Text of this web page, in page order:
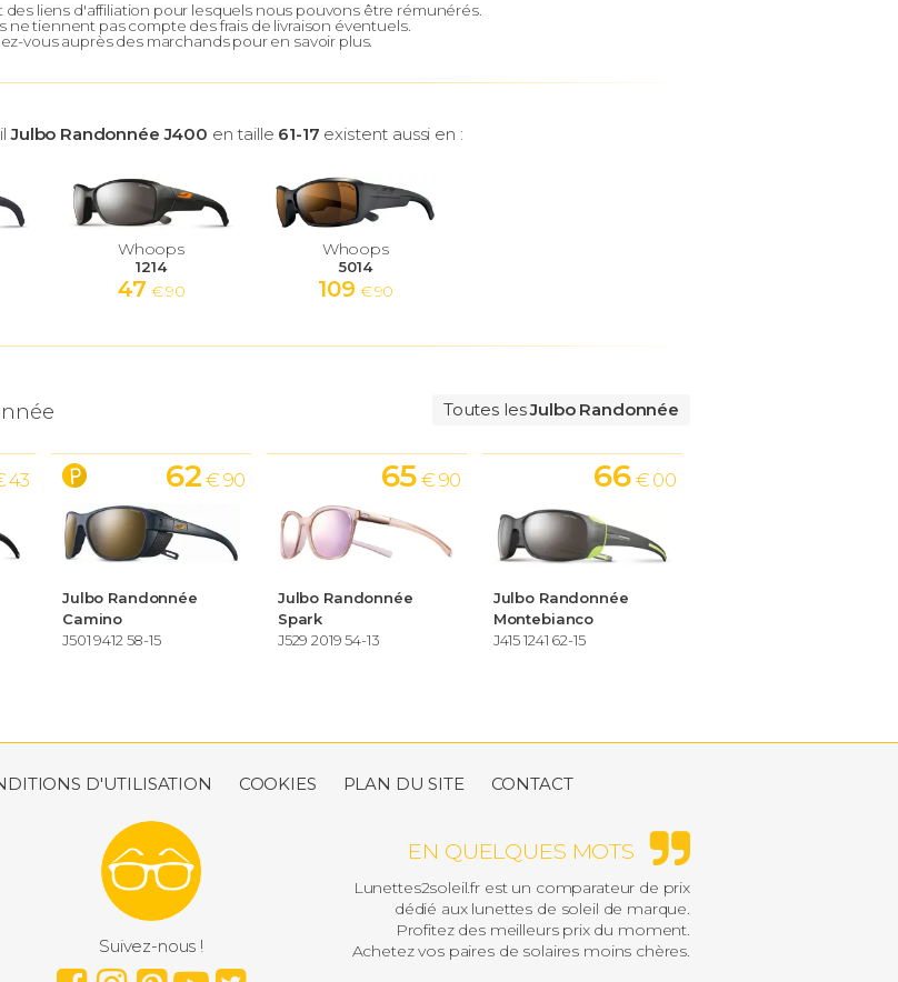
des liens d'affiliation pour lesquels nous pouvons être rémunérés.
ne tiennent pas compte des frais de livraison éventuels.
vous auprès des marchands pour en savoir plus.
Julbo Randonnée J400 en taille 61-17 existent aussi en :
Whoops
1214
47 € 90
Whoops
5014
109 € 90
Toutes lesJulbo Randonnée
43
Julbo Randonnée
Camino
J501 9412 58-15
62 € 90
Julbo Randonnée
Spark
J529 2019 54-13
65 € 90
Julbo Randonnée
Montebianco
J415 1241 62-15
66 € 00
D'UTILISATION COOKIES PLAN DU SITE CONTACT
EN QUELQUES MOTS
Lunettes2soleil.fr est un comparateur de prix
dédié aux lunettes de soleil de marque.
Profitez des meilleurs prix du moment.
Achetez vos paires de solaires moins chères.
Suivez-nous !